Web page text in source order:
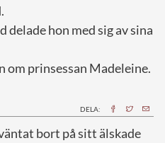
delade hon med sig av sina
om prinsessan Madeleine.
DELA:
bort på sitt älskade